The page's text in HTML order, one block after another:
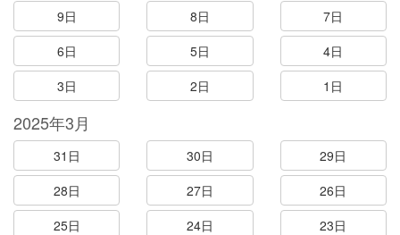
9日
8日
7日
6日
5日
4日
3日
2日 1日
2025年3月
31日 30日
29日
28日
27日
26日
25日
24日
23日